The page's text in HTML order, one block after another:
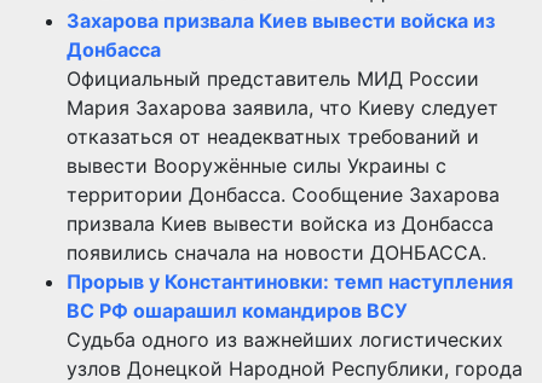
Захарова призвала Киев вывести войска из
Донбасса
Официальный представитель МИД России
Мария Захарова заявила, что Киеву следует
отказаться от неадекватных требований и
вывести Вооружённые силы Украины с
территории Донбасса. Сообщение Захарова
призвала Киев вывести войска из Донбасса
появились сначала на новости ДОНБАССА.
Прорыв у Константиновки: темп наступления
ВС РФ ошарашил командиров ВСУ
Судьба одного из важнейших логистических
узлов Донецкой Народной Республики, города